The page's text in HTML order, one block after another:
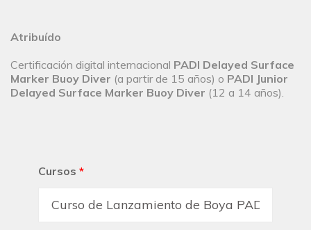
Atribuído
Certificación digital internacional PADI Delayed Surface
Marker Buoy Diver (a partir de 15 años) o PADI Junior
Delayed Surface Marker Buoy Diver (12 a 14 años).
Cursos *